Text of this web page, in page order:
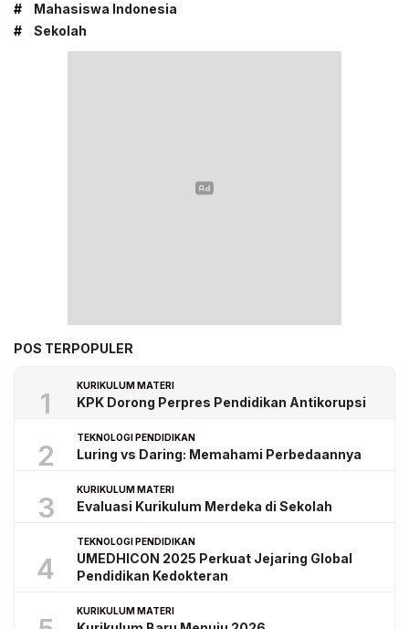
#
Mahasiswa Indonesia
#
Sekolah
POS TERPOPULER
1
KURIKULUM MATERI
KPK Dorong Perpres Pendidikan Antikorupsi
2
TEKNOLOGI PENDIDIKAN
Luring vs Daring: Memahami Perbedaannya
3
KURIKULUM MATERI
Evaluasi Kurikulum Merdeka di Sekolah
4
TEKNOLOGI PENDIDIKAN
UMEDHICON 2025 Perkuat Jejaring Global
Pendidikan Kedokteran
KURIKULUM MATERI